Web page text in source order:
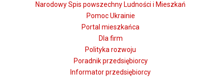
Narodowy Spis powszechny Ludności i Mieszkań
Pomoc Ukrainie
Portal mieszkańca
Dla firm
Polityka rozwoju
Poradnik przedsiębiorcy
Informator przedsiębiorcy